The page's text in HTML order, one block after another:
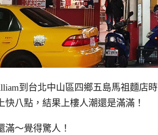
到台北中山區四鄉五島馬祖麵店時
快八點，結果上樓人潮還是滿滿！
滿～覺得驚人！